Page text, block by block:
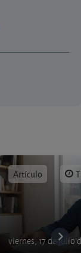
Artículo
viernes, 17 de julio